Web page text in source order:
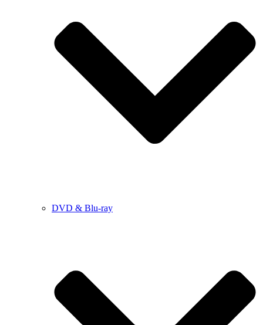
DVD & Blu-ray